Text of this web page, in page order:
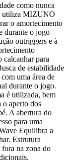
como nunca
utiliza MIZUNO
o amortecimento
durante o jogo
outriggers e à
para
de estabilidade
uma área de
durante o jogo.
é utilizada, bem
o aperto dos
A abertura do
para uma
Equilibra a
Estrutura
fora na zona do